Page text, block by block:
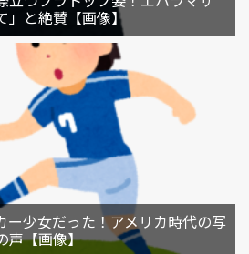
」と絶賛【画像】
ー少女だった！アメリカ時代の写
声【画像】